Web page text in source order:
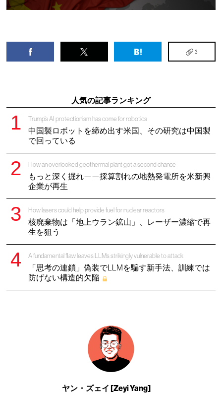
3
人気の記事ランキング
Trump’s AI protectionism has come for robotics
中国製ロボットを締め出す米国、その研究は中国製
で回っている
How an overlooked geothermal plant got a second chance
もっと深く掘れ——採算割れの地熱発電所を米新興
企業が再生
How lasers could help provide fuel for nuclear reactors
核廃棄物は「地上ウラン鉱山」、レーザー濃縮で再
生を狙う
A fundamental flaw leaves LLMs strikingly vulnerable to attack
「思考の連鎖」偽装でLLMを騙す新手法、訓練では
防げない構造的欠陥
ヤン・ズェイ [Zeyi Yang]